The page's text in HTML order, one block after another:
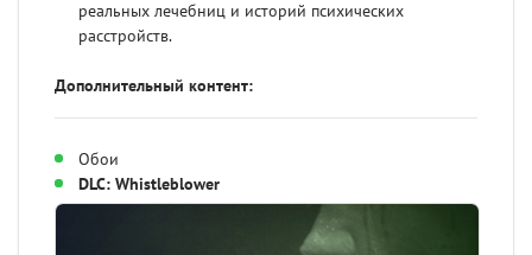
реальных лечебниц и историй психических
расстройств.
Дополнительный контент:
Обои
DLC: Whistleblower